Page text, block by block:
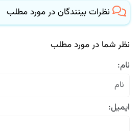
نظرات بینندگان در مورد مطلب
نظر شما در مورد مطلب
نام:
ایمیل: